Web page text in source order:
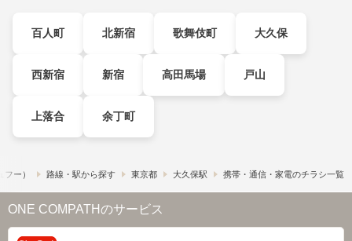
百人町 北新宿 歌舞伎町 大久保
西新宿 新宿 高田馬場 戸山
上落合 余丁町
ー） 路線・駅から探す 東京都 大久保駅 携帯・通信・家電のチラシ一覧
ONE COMPATHのサービス